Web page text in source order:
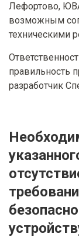
Лефортово,
возможным
техническими
правильность
разработчик